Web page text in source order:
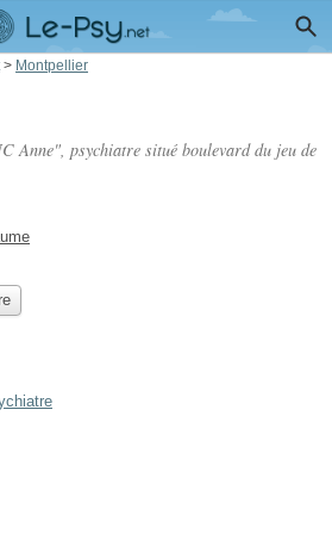
> Montpellier
Anne", psychiatre situé boulevard du jeu de